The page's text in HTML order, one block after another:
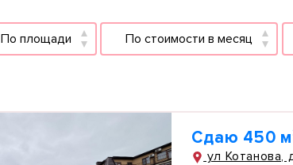
По площади По стоимости в месяц
Сдаю 450
ул Котанова,